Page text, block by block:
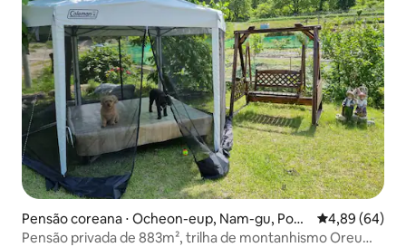
Pensão coreana ⋅ Ocheon-eup, Nam-gu, Poha
ng
4,89 de uma
4,89 (64)
Pensão privada de 883m², trilha de montanhismo Oreum